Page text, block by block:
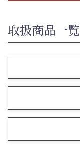
取扱商品一覧